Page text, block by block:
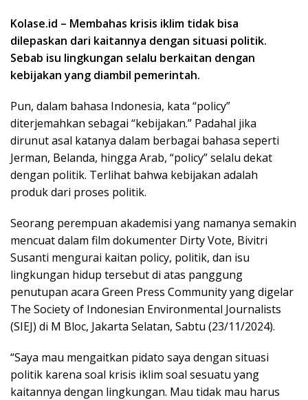
Kolase.id – Membahas krisis iklim tidak bisa
dilepaskan dari kaitannya dengan situasi politik.
Sebab isu lingkungan selalu berkaitan dengan
kebijakan yang diambil pemerintah.
Pun, dalam bahasa Indonesia, kata “policy”
diterjemahkan sebagai “kebijakan.” Padahal jika
dirunut asal katanya dalam berbagai bahasa seperti
Jerman, Belanda, hingga Arab, “policy” selalu dekat
dengan politik. Terlihat bahwa kebijakan adalah
produk dari proses politik.
Seorang perempuan akademisi yang namanya semakin
mencuat dalam film dokumenter Dirty Vote, Bivitri
Susanti mengurai kaitan policy, politik, dan isu
lingkungan hidup tersebut di atas panggung
penutupan acara Green Press Community yang digelar
The Society of Indonesian Environmental Journalists
(SIEJ) di M Bloc, Jakarta Selatan, Sabtu (23/11/2024).
“Saya mau mengaitkan pidato saya dengan situasi
politik karena soal krisis iklim soal sesuatu yang
kaitannya dengan lingkungan. Mau tidak mau harus